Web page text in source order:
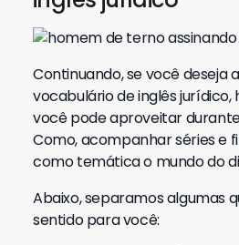
Continuando, se você deseja
vocabulário de inglês
você pode aproveitar
Como, acompanhar séries e
como temática o mundo do
Abaixo, separamos algumas
sentido para você: